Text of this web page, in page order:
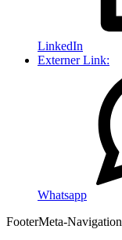
LinkedIn
Externer Link:
Whatsapp
FooterMeta-Navigation